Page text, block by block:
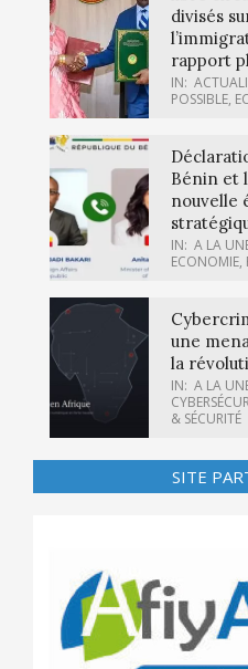
divisés
rapport
IN:
POSSIBLE,
Bénin et
nouvelle
IN: A LA
ECONOMIE,
une
la
IN: A LA
& SÉCURITÉ
SITE